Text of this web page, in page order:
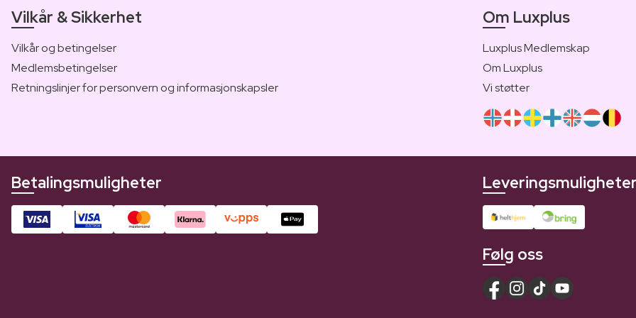
Vilkår & Sikkerhet
Vilkår og betingelser
Medlemsbetingelser
Retningslinjer for personvern og informasjonskapsler
Om Luxplus
Luxplus Medlemskap
Om Luxplus
Vi støtter
Betalingsmuligheter
Følg oss